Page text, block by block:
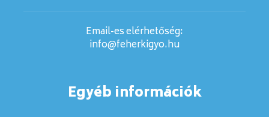
Email-es elérhetőség:
info@feherkigyo.hu
Egyéb információk